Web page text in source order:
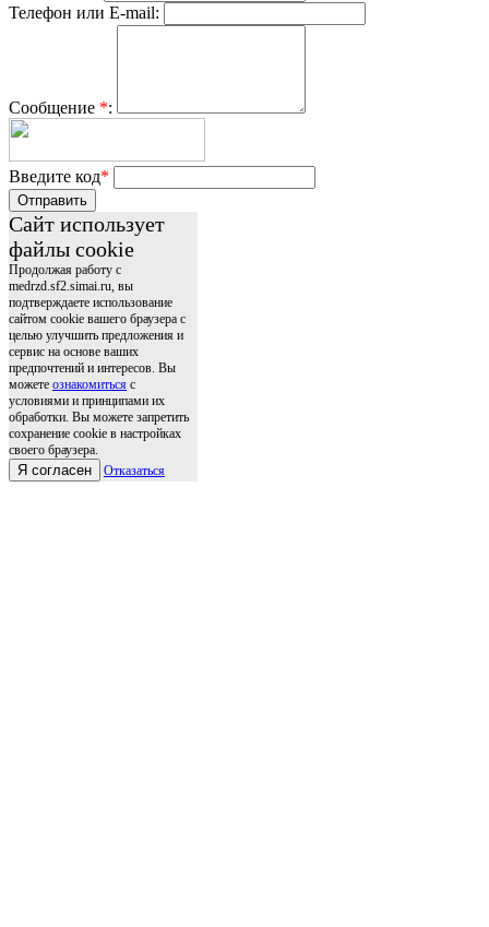
Телефон или E-mail:
Сообщение *:
Введите код*
Отправить
Сайт использует
файлы cookie
Продолжая работу с
medrzd.sf2.simai.ru, вы
подтверждаете использование
сайтом cookie вашего браузера с
целью улучшить предложения и
сервис на основе ваших
предпочтений и интересов. Вы
можете ознакомиться с
условиями и принципами их
обработки. Вы можете запретить
сохранение cookie в настройках
своего браузера.
Я согласен Отказаться